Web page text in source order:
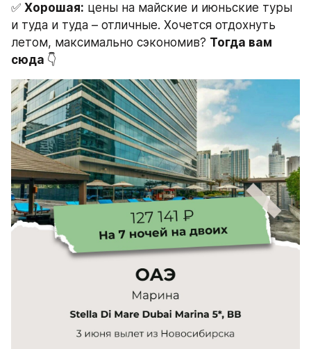
✅ Хорошая: цены на майские и июньские туры
и туда и туда – отличные. Хочется отдохнуть
летом, максимально сэкономив? Тогда вам
сюда 👇